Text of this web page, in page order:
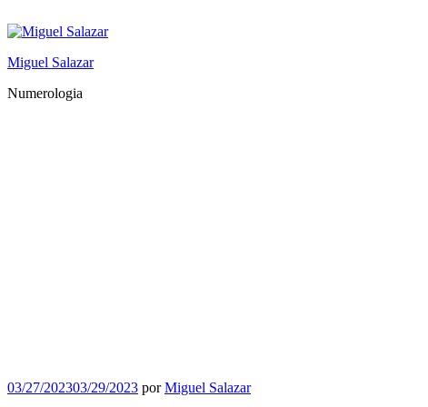
al
Miguel Salazar
Numerologia
Publicado
03/27/202303/29/2023 porMiguel Salazar